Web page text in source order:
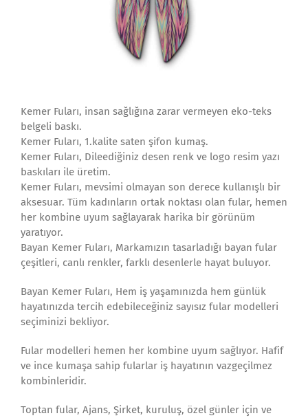
Kemer Fuları, insan sağlığına zarar vermeyen eko-teks
belgeli baskı.
Kemer Fuları, 1.kalite saten şifon kumaş.
Kemer Fuları, Dileediğiniz desen renk ve logo resim yazı
baskıları ile üretim.
Kemer Fuları, mevsimi olmayan son derece kullanışlı bir
aksesuar. Tüm kadınların ortak noktası olan fular, hemen
her kombine uyum sağlayarak harika bir görünüm
yaratıyor.
Bayan Kemer Fuları, Markamızın tasarladığı bayan fular
çeşitleri, canlı renkler, farklı desenlerle hayat buluyor.
Bayan Kemer Fuları, Hem iş yaşamınızda hem günlük
hayatınızda tercih edebileceğiniz sayısız fular modelleri
seçiminizi bekliyor.
Fular modelleri hemen her kombine uyum sağlıyor. Hafif
ve ince kumaşa sahip fularlar iş hayatının vazgeçilmez
kombinleridir.
Toptan fular, Ajans, Şirket, kuruluş, özel günler için ve